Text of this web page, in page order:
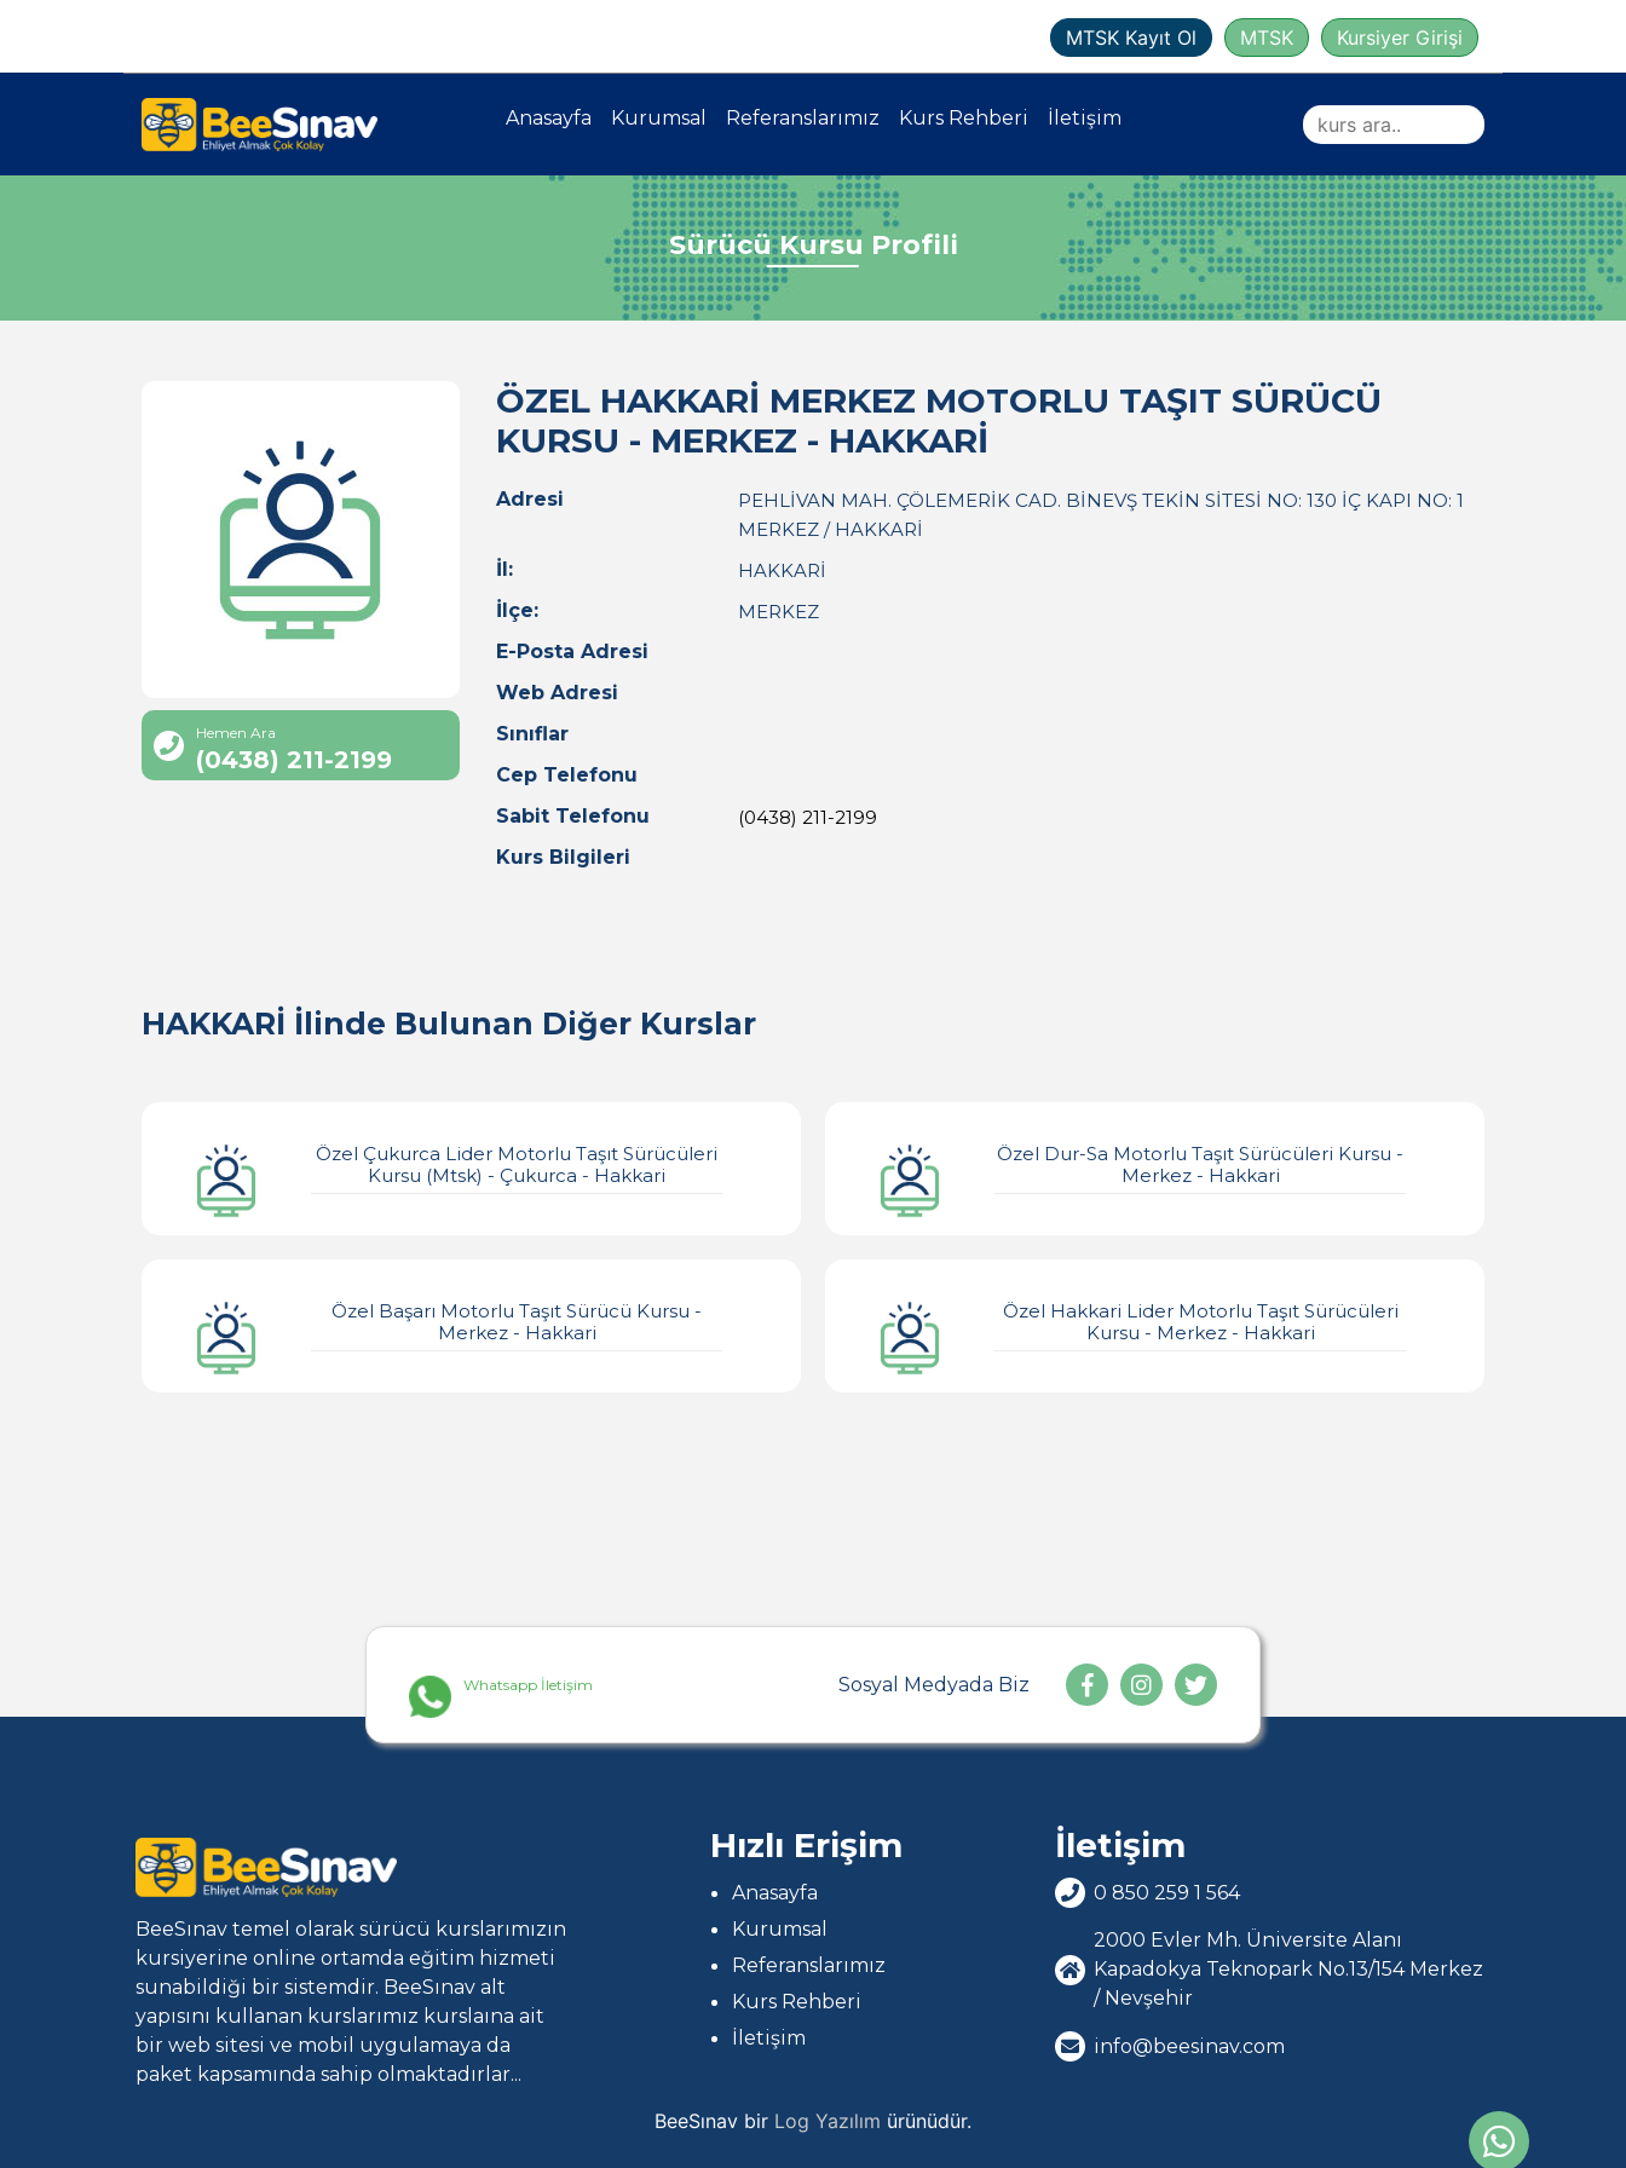
MTSK Kayıt Ol MTSK Kursiyer Girişi
Anasayfa Kurumsal Referanslarımız Kurs Rehberi İletişim
Sürücü Kursu Profili
Hemen Ara
(0438) 211-2199
ÖZEL HAKKARİ MERKEZ MOTORLU TAŞIT SÜRÜCÜ
KURSU - MERKEZ - HAKKARİ
Adresi
PEHLİVAN MAH. ÇÖLEMERİK CAD. BİNEVŞ TEKİN SİTESİ NO: 130 İÇ KAPI NO: 1
MERKEZ / HAKKARİ
İl:
HAKKARİ
İlçe:
MERKEZ
E-Posta Adresi
Web Adresi
Sınıflar
Cep Telefonu
Sabit Telefonu
(0438) 211-2199
Kurs Bilgileri
HAKKARİ İlinde Bulunan Diğer Kurslar
Özel Çukurca Lider Motorlu Taşıt Sürücüleri
Kursu (mtsk) - Çukurca - Hakkari
Özel Başarı Motorlu Taşıt Sürücü Kursu -
Merkez - Hakkari
Özel Dur-Sa Motorlu Taşıt Sürücüleri Kursu -
Merkez - Hakkari
Özel Hakkari Lider Motorlu Taşıt Sürücüleri
Kursu - Merkez - Hakkari
Whatsapp İletişim Sosyal Medyada Biz
BeeSınav temel olarak sürücü kurslarımızın
kursiyerine online ortamda eğitim hizmeti
sunabildiği bir sistemdir. BeeSınav alt
yapısını kullanan kurslarımız kurslaına ait
bir web sitesi ve mobil uygulamaya da
paket kapsamında sahip olmaktadırlar...
Hızlı Erişim
Anasayfa
Kurumsal
Referanslarımız
Kurs Rehberi
İletişim
İletişim
0 850 259 1 564
2000 Evler Mh. Üniversite Alanı
Kapadokya Teknopark No.13/154 Merkez
/ Nevşehir
info@beesinav.com
BeeSınav bir Log Yazılım ürünüdür.